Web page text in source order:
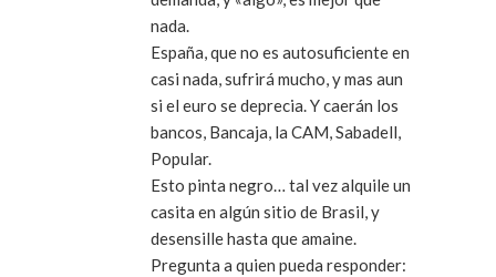
nada.
España, que no es autosuficiente en
casi nada, sufrirá mucho, y mas aun
si el euro se deprecia. Y caerán los
bancos, Bancaja, la CAM, Sabadell,
Popular.
Esto pinta negro… tal vez alquile un
casita en algún sitio de Brasil, y
desensille hasta que amaine.
Pregunta a quien pueda responder: